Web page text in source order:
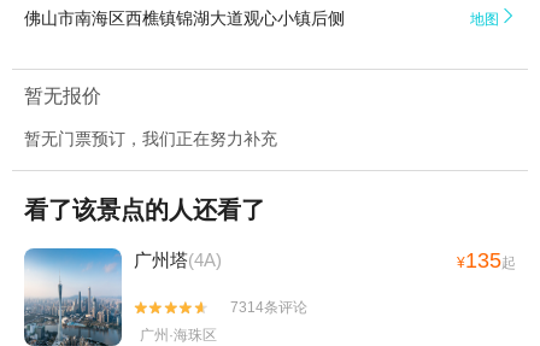
佛山市南海区西樵镇锦湖大道观心小镇后侧 地图 
暂无报价
暂无门票预订，我们正在努力补充
看了该景点的人还看了
广州塔(4A) ¥135起


7314条评论
广州·海珠区